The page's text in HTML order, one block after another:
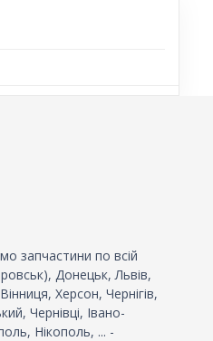
запчастини по всій
Донецьк, Львів,
Херсон, Чернігів,
Чернівці, Івано-
Нікополь, ... -